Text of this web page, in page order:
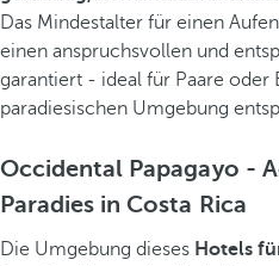
Das Mindestalter für einen
einen anspruchsvollen und
garantiert - ideal für Paare oder
paradiesischen Umgebung
Occidental Papagayo -
Paradies in Costa Rica
Die Umgebung dieses Hotels